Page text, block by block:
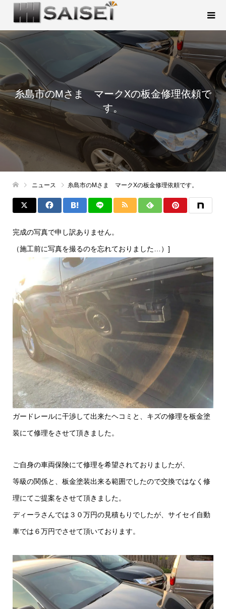
糸島市のMさま マークXの板金修理依頼で
す。
ニュース 糸島市のMさま マークXの板金修理依頼です。
完成の写真で申し訳ありません。
（施工前に写真を撮るのを忘れておりました…）]
ガードレールに干渉して出来たヘコミと、キズの修理を板金塗
装にて修理をさせて頂きました。
ご自身の車両保険にて修理を希望されておりましたが、
等級の関係と、板金塗装出来る範囲でしたので交換ではなく修
理にてご提案をさせて頂きました。
ディーラさんでは３０万円の見積もりでしたが、サイセイ自動
車では６万円でさせて頂いております。